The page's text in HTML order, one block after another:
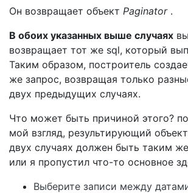
Он возвращает объект Paginator.
В обоих указанных выше случаях
возвращает тот же sql, который
Таким образом, построитель
же запрос, возвращая только
двух предыдущих случаях.
Что может быть причиной этого?
мой взгляд, результирующий
двух случаях должен быть таким
или я пропустил что-то основное
Выберите записи между